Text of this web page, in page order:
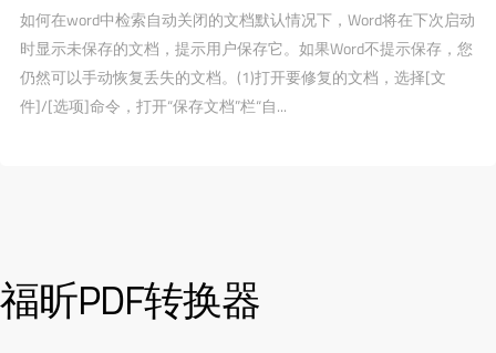
如何在word中检索自动关闭的文档默认情况下，Word将在下次启动
时显示未保存的文档，提示用户保存它。如果Word不提示保存，您
仍然可以手动恢复丢失的文档。(1)打开要修复的文档，选择[文
件]/[选项]命令，打开“保存文档”栏“自...
福昕PDF转换器